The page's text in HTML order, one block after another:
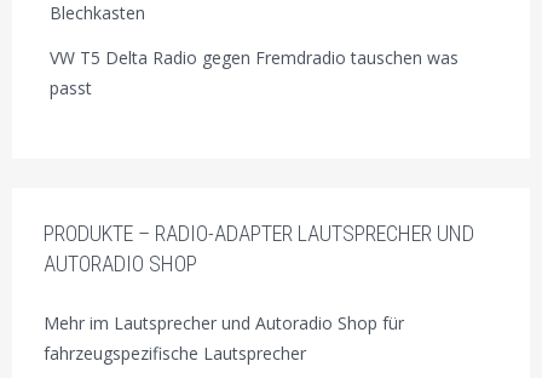
Blechkasten
VW T5 Delta Radio gegen Fremdradio tauschen was
passt
PRODUKTE – RADIO-ADAPTER LAUTSPRECHER UND
AUTORADIO SHOP
Mehr im Lautsprecher und Autoradio Shop für
fahrzeugspezifische Lautsprecher